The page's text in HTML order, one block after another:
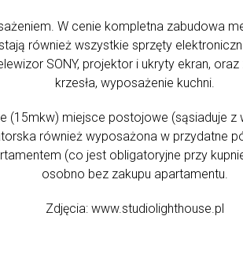
W cenie kompletna zabudowa
również wszystkie sprzęty
SONY, projektor i ukryty ekran, oraz
krzesła, wyposażenie kuchni.
(15mkw) miejsce postojowe (sąsiaduje z
również wyposażona w przydatne
(co jest obligatoryjne przy
osobno bez zakupu apartamentu.
Zdjęcia: www.studiolighthouse.pl